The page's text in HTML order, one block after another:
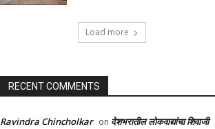
Load more
RECENT COMMENTS
Ravindra Chincholkar on देशभरातील लोकवाद्यांचा शिवाजी